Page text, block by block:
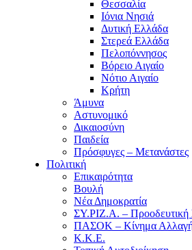
Θεσσαλία
Ιόνια Νησιά
Δυτική Ελλάδα
Στερεά Ελλάδα
Πελοπόννησος
Βόρειο Αιγαίο
Νότιο Αιγαίο
Κρήτη
Άμυνα
Αστυνομικό
Δικαιοσύνη
Παιδεία
Πρόσφυγες – Μετανάστες
Πολιτική
Επικαιρότητα
Βουλή
Νέα Δημοκρατία
ΣΥ.ΡΙΖ.Α. – Προοδευτική
ΠΑΣΟΚ – Κίνημα
Κ.Κ.Ε.